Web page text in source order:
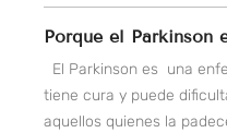
Porque el Parkinson
El Parkinson es una
tiene cura y puede
aquellos quienes la